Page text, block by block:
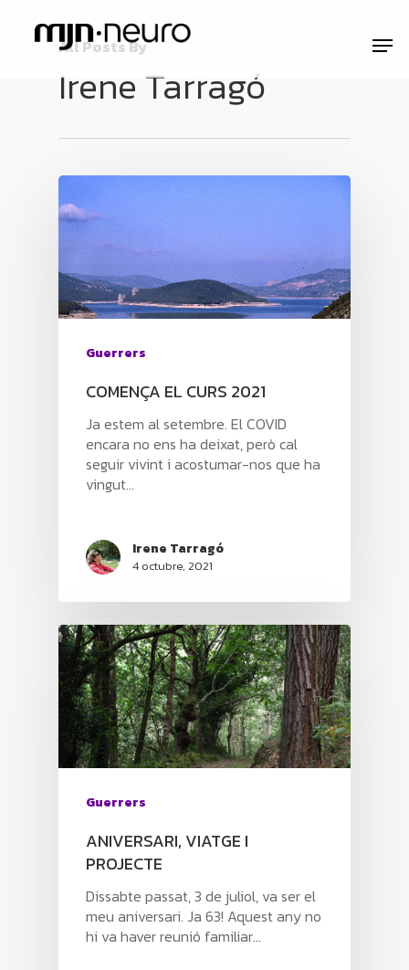
All Posts By
Irene Tarragó
Guerrers
COMENÇA EL CURS 2021
Ja estem al setembre. El COVID
encara no ens ha deixat, però cal
seguir vivint i acostumar-nos que ha
vingut…
Irene Tarragó
4 octubre, 2021
Guerrers
ANIVERSARI, VIATGE I
PROJECTE
Dissabte passat, 3 de juliol, va ser el
meu aniversari. Ja 63! Aquest any no
hi va haver reunió familiar...